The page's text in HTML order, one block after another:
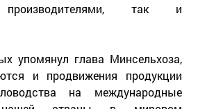
производителями, так и
упомянул глава Минсельхоза,
и продвижения продукции
на международные